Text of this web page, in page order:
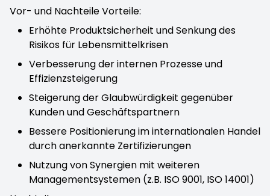
Vor- und Nachteile Vorteile:
Erhöhte Produktsicherheit und Senkung des
Risikos für Lebensmittelkrisen
Verbesserung der internen Prozesse und
Effizienzsteigerung
Steigerung der Glaubwürdigkeit gegenüber
Kunden und Geschäftspartnern
Bessere Positionierung im internationalen Handel
durch anerkannte Zertifizierungen
Nutzung von Synergien mit weiteren
Managementsystemen (z.B. ISO 9001, ISO 14001)